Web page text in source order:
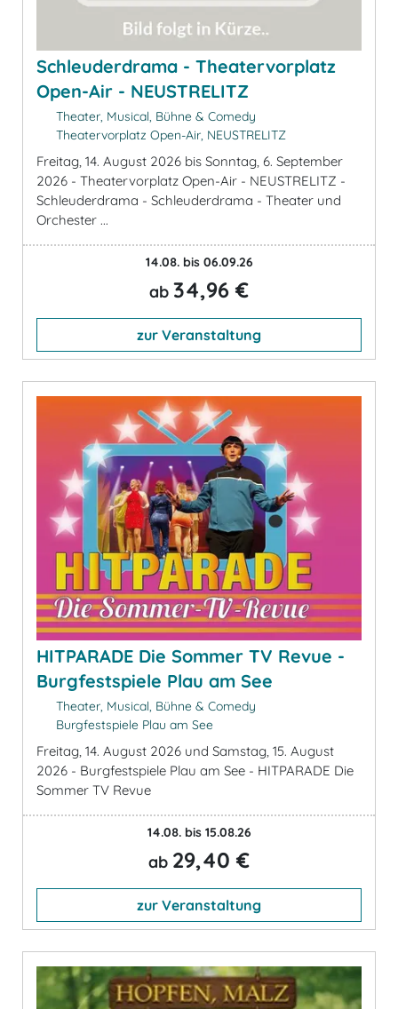
Schleuderdrama - Theatervorplatz
Open-Air - NEUSTRELITZ
Theater, Musical, Bühne & Comedy
Theatervorplatz Open-Air, NEUSTRELITZ
Freitag, 14. August 2026 bis Sonntag, 6. September
2026 - Theatervorplatz Open-Air - NEUSTRELITZ -
Schleuderdrama - Schleuderdrama - Theater und
Orchester ...
14.08. bis 06.09.26
ab 34,96 €
zur Veranstaltung
HITPARADE Die Sommer TV Revue -
Burgfestspiele Plau am See
Theater, Musical, Bühne & Comedy
Burgfestspiele Plau am See
Freitag, 14. August 2026 und Samstag, 15. August
2026 - Burgfestspiele Plau am See - HITPARADE Die
Sommer TV Revue
14.08. bis 15.08.26
ab 29,40 €
zur Veranstaltung